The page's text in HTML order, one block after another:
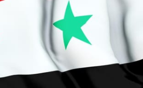
كأس العالم
البرامج
جدول البرامج